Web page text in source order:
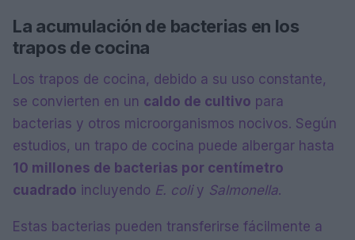
La acumulación de bacterias en los
trapos de cocina
Los trapos de cocina, debido a su uso constante,
se convierten en un caldo de cultivo para
bacterias y otros microorganismos nocivos. Según
estudios, un trapo de cocina puede albergar hasta
10 millones de bacterias por centímetro
cuadrado incluyendo E. coliy Salmonella.
Estas bacterias pueden transferirse fácilmente a